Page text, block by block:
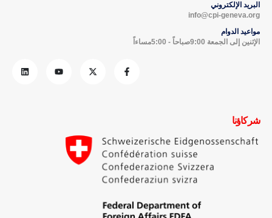
البريد الإلكتروني
info@cpi-geneva.org
مواعيد الدوام
الإثنين إلى الجمعة 9:00صباحاً - 5:00مساءاً
شركاؤنا